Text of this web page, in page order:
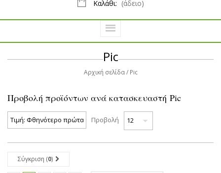
Καλάθι: (άδειο)
Pic
Αρχική σελίδα Pic
Προβολή προϊόντων ανά κατασκευαστή Pic
Προβολή
Σύγκριση (0)